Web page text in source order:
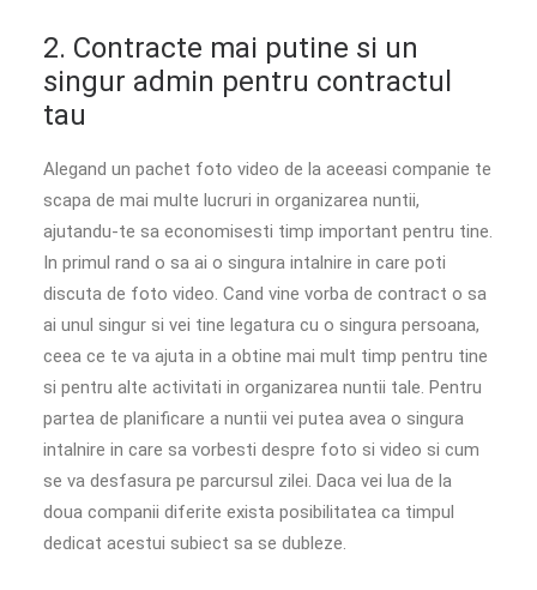
2. Contracte mai putine si un
singur admin pentru contractul
tau
Alegand un pachet foto video de la aceeasi companie te
scapa de mai multe lucruri in organizarea nuntii,
ajutandu-te sa economisesti timp important pentru tine.
In primul rand o sa ai o singura intalnire in care poti
discuta de foto video. Cand vine vorba de contract o sa
ai unul singur si vei tine legatura cu o singura persoana,
ceea ce te va ajuta in a obtine mai mult timp pentru tine
si pentru alte activitati in organizarea nuntii tale. Pentru
partea de planificare a nuntii vei putea avea o singura
intalnire in care sa vorbesti despre foto si video si cum
se va desfasura pe parcursul zilei. Daca vei lua de la
doua companii diferite exista posibilitatea ca timpul
dedicat acestui subiect sa se dubleze.